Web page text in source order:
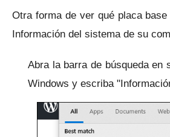
Otra forma de ver qué placa
Información del sistema de su
Abra la barra de búsqueda en
Windows y escriba